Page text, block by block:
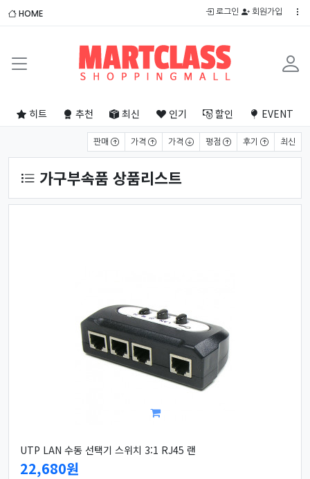
HOME 로그인 회원가입
히트 추천 최신 인기 할인 EVENT
판매 가격 가격 평점 후기 최신
가구부속품 상품리스트
UTP LAN 수동 선택기 스위치 3:1 RJ45 랜
22,680원